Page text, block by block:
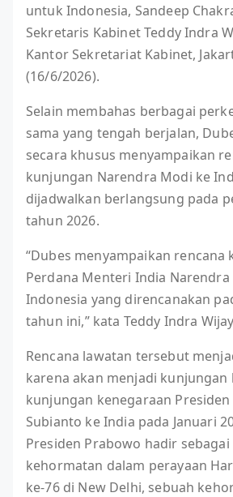
untuk Indonesia, Sandeep
Sekretaris Kabinet Teddy Indra
Kantor Sekretariat Kabinet,
(16/6/2026).
Selain membahas berbagai
sama yang tengah berjalan,
secara khusus menyampaikan
kunjungan Narendra Modi ke
dijadwalkan berlangsung pada
tahun 2026.
“Dubes menyampaikan rencana
Perdana Menteri India
Indonesia yang direncanakan
tahun ini,” kata Teddy Indra
Rencana lawatan tersebut
karena akan menjadi kunjungan
kunjungan kenegaraan
Subianto ke India pada Januari
Presiden Prabowo hadir
kehormatan dalam perayaan
ke-76 di New Delhi, sebuah